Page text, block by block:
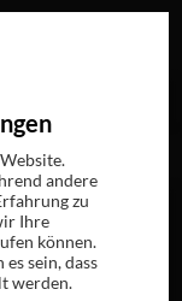
andere
zu
Ihre
können.
sein, dass
werden.